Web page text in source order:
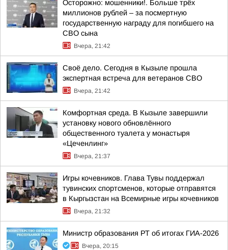
Осторожно: мошенники!. Больше трёх
миллионов рублей – за посмертную
государственную награду для погибшего на
СВО сына
Вчера, 21:42
Своё дело. Сегодня в Кызыле прошла
экспертная встреча для ветеранов СВО
Вчера, 21:42
Комфортная среда. В Кызыле завершили
установку нового обновлённого
общественного туалета у монастыря
«Цеченлинг»
Вчера, 21:37
Игры кочевников. Глава Тувы поддержал
тувинских спортсменов, которые отправятся
в Кыргызстан на Всемирные игры кочевников
Вчера, 21:32
Министр образования РТ об итогах ГИА-2026
Вчера, 20:15